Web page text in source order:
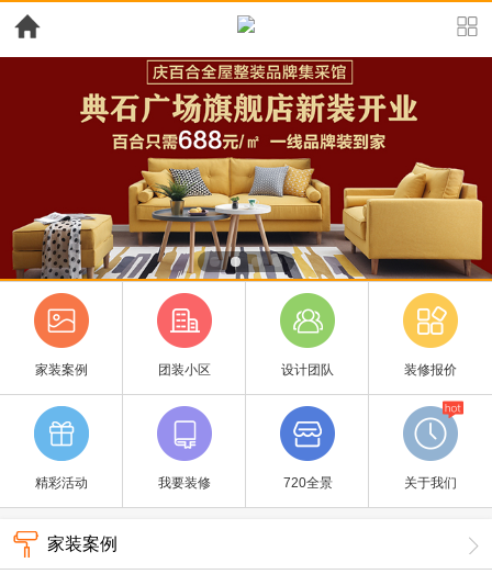
家装案例 团装小区 设计团队 装修报价
精彩活动 我要装修 720全景 关于我们
家装案例